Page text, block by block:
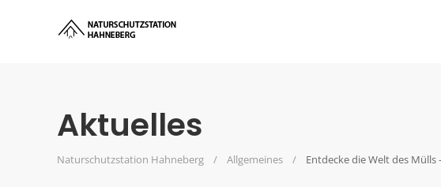
Aktuelles
Naturschutzstation Hahneberg Allgemeines Entdecke die Welt des